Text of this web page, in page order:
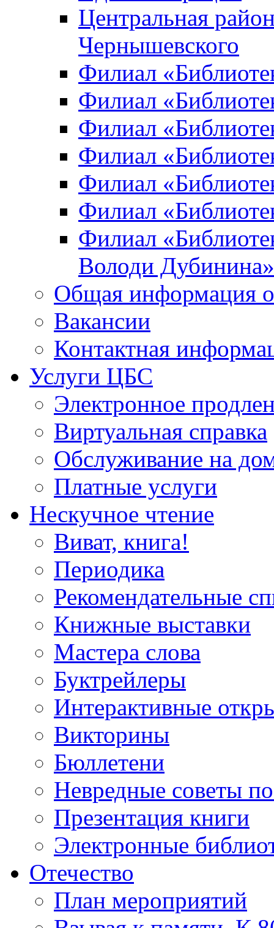
Центральная
Чернышевского
Филиал
Филиал
Филиал
Филиал
Филиал
Филиал
Филиал
Володи Дубинина»
Общая информация
Вакансии
Контактная
Услуги ЦБС
Электронное
Виртуальная справка
Обслуживание на
Платные услуги
Нескучное чтение
Виват, книга!
Периодика
Рекомендательные
Книжные выставки
Мастера слова
Буктрейлеры
Интерактивные
Викторины
Бюллетени
Невредные советы
Презентация книги
Электронные
Отечество
План мероприятий